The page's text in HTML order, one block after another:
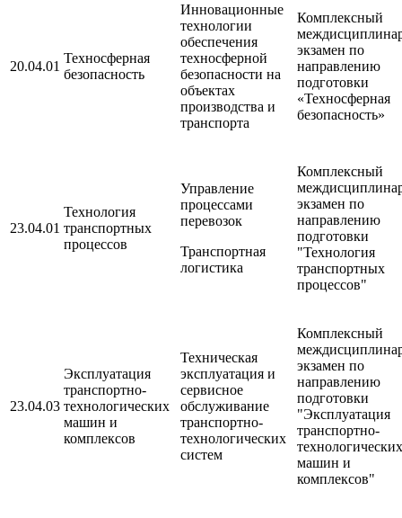
20.04.01
Техносферная
безопасность
Инновационные
технологии
обеспечения
техносферной
безопасности на
объектах
производства и
транспорта
Комплексный
экзамен по
направлению
подготовки
«Техносферная
безопасность»
23.04.01
Технология
транспортных
процессов
Управление
процессами
перевозок
Транспортная
логистика
Комплексный
экзамен по
направлению
подготовки
"Технология
транспортных
процессов"
23.04.03
Эксплуатация
транспортно-
технологических
машин и
комплексов
Техническая
эксплуатация и
сервисное
обслуживание
транспортно-
технологических
систем
Комплексный
экзамен по
направлению
подготовки
"Эксплуатация
транспортно-
технологических
машин и
комплексов"